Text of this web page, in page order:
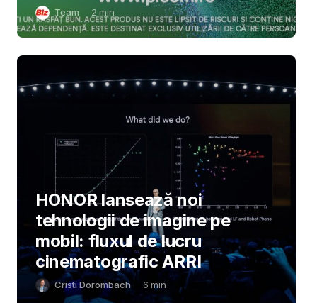
Team 2 min
HONOR lansează noi
tehnologii de imagine pe
mobil: fluxul de lucru
cinematografic ARRI
Cristi Dorombach 6 min